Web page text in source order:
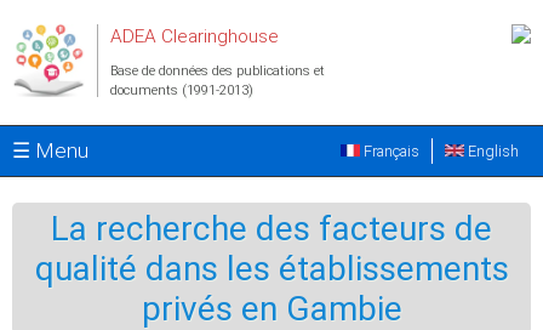
ADEA Clearinghouse
Base de données des publications et
documents (1991-2013)
☰ Menu English
Français
La recherche des facteurs de
qualité dans les établissements
privés en Gambie